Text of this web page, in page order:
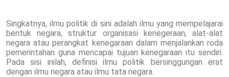
Singkatnya, ilmu politik di sini adalah ilmu yang mempelajarai
bentuk negara, struktur organisasi kenegeraan, alat-alat
negara atau perangkat kenegaraan dalam menjalankan roda
pemerintahan guna mencapai tujuan kenegaraan itu sendiri.
Pada sisi inilah, definisi ilmu politik bersinggungan erat
dengan ilmu negara atau ilmu tata negara.